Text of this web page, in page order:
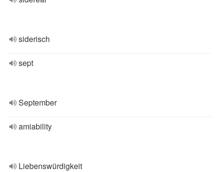
siderisch
sept
September
amiability
Liebenswürdigkeit